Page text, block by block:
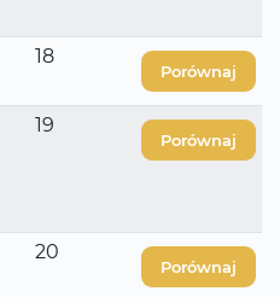
18
Porównaj
19
Porównaj
20
Porównaj